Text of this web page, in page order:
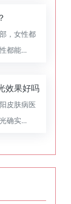
，女性都
都能...
效果好吗
皮肤病医
确实...